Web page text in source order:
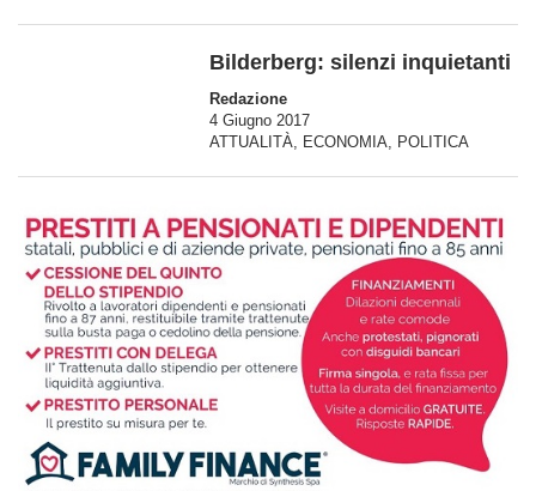
Bilderberg: silenzi inquietanti
Redazione
4 Giugno 2017
ATTUALITÀ, ECONOMIA, POLITICA